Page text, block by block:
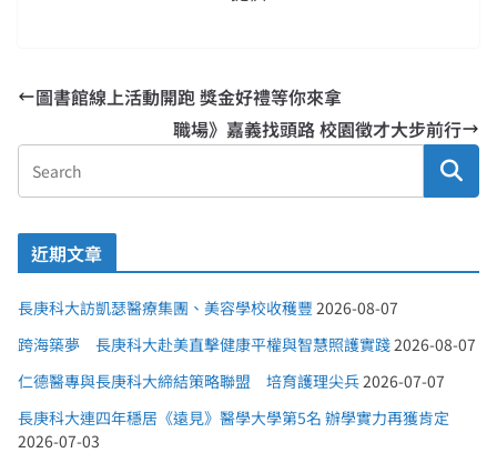
圖書館線上活動開跑 獎金好禮等你來拿
職場》嘉義找頭路 校園徵才大步前行
近期文章
長庚科大訪凱瑟醫療集團、美容學校收穫豐 2026-08-07
跨海築夢 長庚科大赴美直擊健康平權與智慧照護實踐 2026-08-07
仁德醫專與長庚科大締結策略聯盟 培育護理尖兵 2026-07-07
長庚科大連四年穩居《遠見》醫學大學第5名 辦學實力再獲肯定
2026-07-03